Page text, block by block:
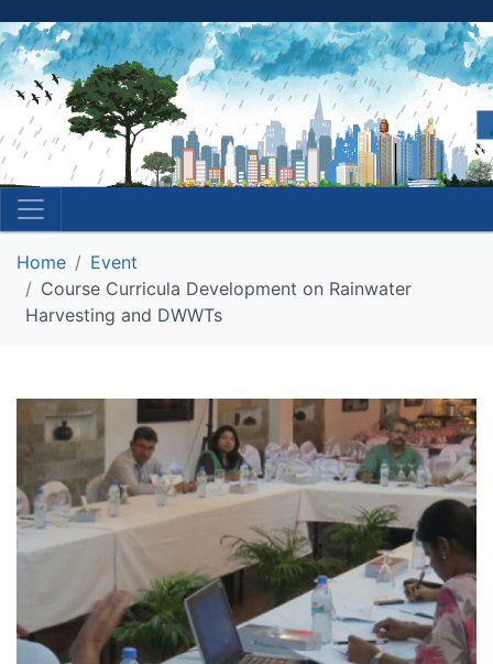
Home
Event
Course Curricula Development on Rainwater
Harvesting and DWWTs